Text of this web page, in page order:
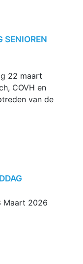
SENIOREN
22 maart
COVH en
van de
Maart 2026